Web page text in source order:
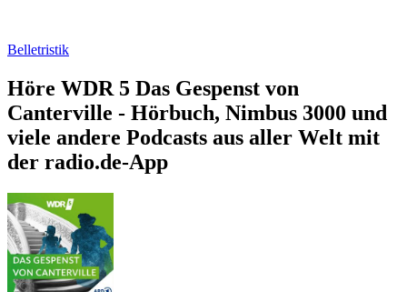
Belletristik
Höre WDR 5 Das Gespenst von
Canterville - Hörbuch, Nimbus 3000 und
viele andere Podcasts aus aller Welt mit
der radio.de-App